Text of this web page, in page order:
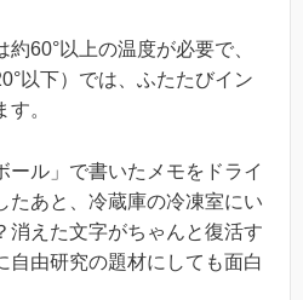
60°以上の温度が必要で、
以下）では、ふたたびイン
。
ール」で書いたメモをドライ
たあと、冷蔵庫の冷凍室にい
消えた文字がちゃんと復活す
自由研究の題材にしても面白